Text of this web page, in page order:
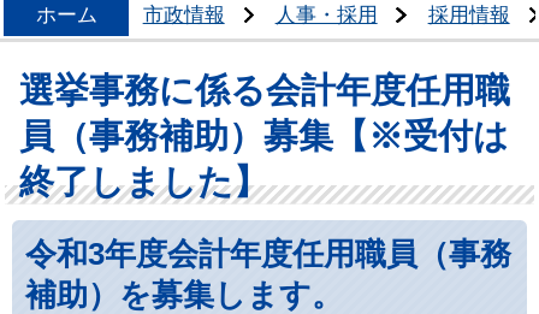
ホーム 市政情報 人事・採用 採用情報
選挙事務に係る会計年度任用職
員（事務補助）募集【※受付は
終了しました】
令和3年度会計年度任用職員（事務
補助）を募集します。